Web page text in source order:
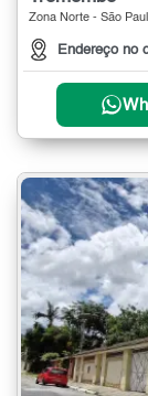
Zona Norte - São
Endereço no